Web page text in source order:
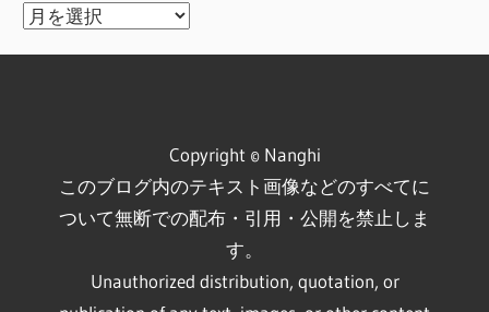
月
Copyright © Nanghi
このブログ内のテキスト画像などのすべてに
ついて無断での配布・引用・公開を禁止しま
す。
Unauthorized distribution, quotation, or